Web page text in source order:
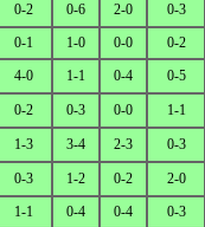
0-2 0-6 2-0 0-3
0-1 1-0 0-0 0-2
4-0 1-1 0-4 0-5
0-2 0-3 0-0 1-1
1-3 3-4 2-3 0-3
0-3 1-2 0-2 2-0
1-1 0-4 0-4 0-3